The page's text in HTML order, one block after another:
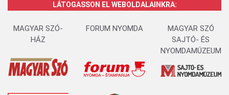
LÁTOGASSON EL WEBOLDALAINKRA:
MAGYAR SZÓ-
HÁZ
FORUM NYOMDA
MAGYAR SZÓ
SAJTÓ- ÉS
NYOMDAMÚZEUM